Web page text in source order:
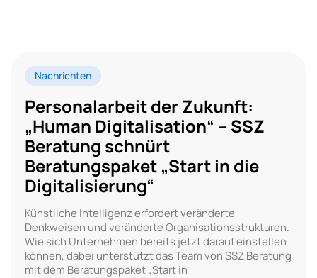
Nachrichten
Personalarbeit der Zukunft:
„Human Digitalisation“ – SSZ
Beratung schnürt
Beratungspaket „Start in die
Digitalisierung“
Künstliche Intelligenz erfordert veränderte
Denkweisen und veränderte Organisationsstrukturen.
Wie sich Unternehmen bereits jetzt darauf einstellen
können, dabei unterstützt das Team von SSZ Beratung
mit dem Beratungspaket „Start in